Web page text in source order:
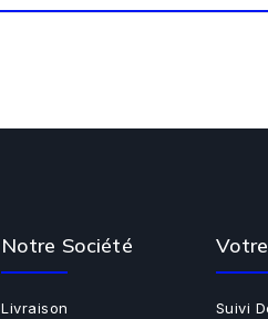
Notre Société
Livraison Suivi